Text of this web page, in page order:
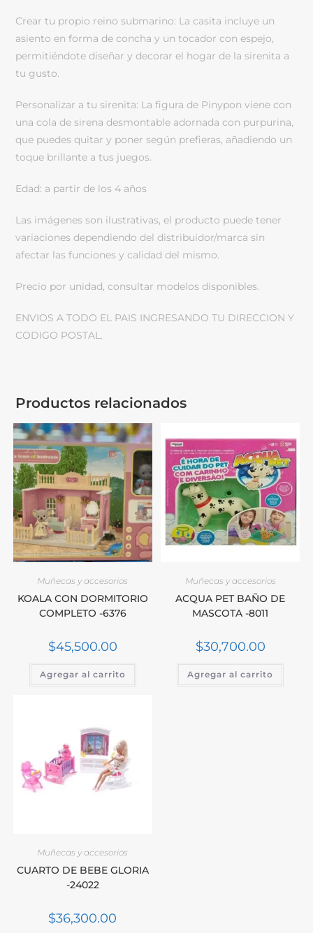
Crear tu propio reino submarino: La casita incluye un
asiento en forma de concha y un tocador con espejo,
permitiéndote diseñar y decorar el hogar de la sirenita a
tu gusto.
Personalizar a tu sirenita: La figura de Pinypon viene con
una cola de sirena desmontable adornada con purpurina,
que puedes quitar y poner según prefieras, añadiendo un
toque brillante a tus juegos.
Edad: a partir de los 4 años
Las imágenes son ilustrativas, el producto puede tener
variaciones dependiendo del distribuidor/marca sin
afectar las funciones y calidad del mismo.
Precio por unidad, consultar modelos disponibles.
ENVIOS A TODO EL PAIS INGRESANDO TU DIRECCION Y
CODIGO POSTAL.
Productos relacionados
Muñecas y accesorios
KOALA CON DORMITORIO
COMPLETO -6376
$45,500.00
Agregar al carrito
Muñecas y accesorios
ACQUA PET BAÑO DE
MASCOTA -8011
$30,700.00
Agregar al carrito
Muñecas y accesorios
CUARTO DE BEBE GLORIA
-24022
$36,300.00